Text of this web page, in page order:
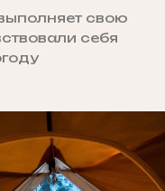
свою
себя